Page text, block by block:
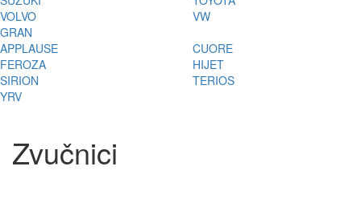
VOLVO
VW
GRAN
APPLAUSE
CUORE
FEROZA
HIJET
SIRION
TERIOS
YRV
Zvučnici